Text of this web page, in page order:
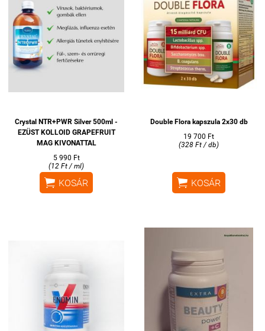
Crystal NTR+PWR Silver 500ml -
EZÜST KOLLOID GRAPEFRUIT
MAG KIVONATTAL
5 990 Ft
(12 Ft / ml)
 KOSÁR
Double Flora kapszula 2x30 db
19 700 Ft
(328 Ft / db)
 KOSÁR